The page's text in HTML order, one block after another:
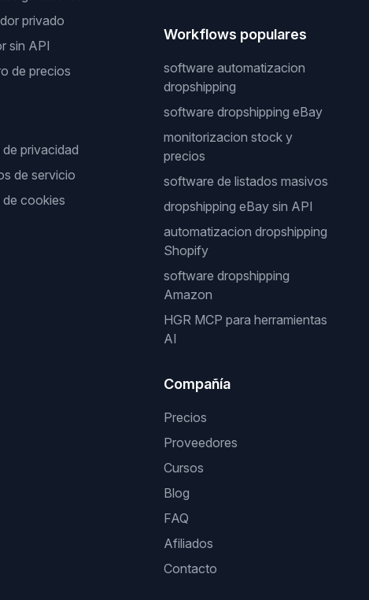
privado
sin API
de precios
privacidad
de servicio
de cookies
Workflows populares
software automatizacion
dropshipping
software dropshipping eBay
monitorizacion stock y
precios
software de listados masivos
dropshipping eBay sin API
automatizacion dropshipping
Shopify
software dropshipping
Amazon
HGR MCP para herramientas
AI
Compañía
Precios
Proveedores
Cursos
Blog
FAQ
Afiliados
Contacto